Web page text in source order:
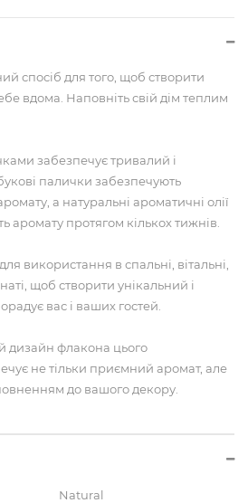
спосіб для того, щоб створити
вдома. Наповніть свій дім теплим
забезпечує тривалий і
палички забезпечують
а натуральні ароматичні олії
аромату протягом кількох тижнів.
використання в спальні, вітальні,
щоб створити унікальний і
вас і ваших гостей.
дизайн флакона цього
не тільки приємний аромат, але
до вашого декору.
Natural